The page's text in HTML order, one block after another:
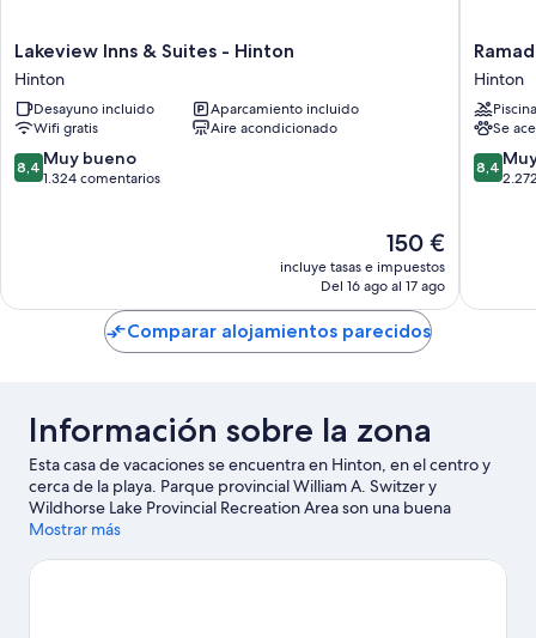
Lakeview
Inns
&
Suites
-
Hinton
Hinton
Lakeview Inns & Suites - Hinton
Hinton
Desayuno incluido
Aparcamiento incluido
Wifi gratis
Aire acondicionado
8.4
sobre
8,4 Muy bueno
1.324 comentarios
El
precio
actual
de
150 €
150 €
incluye tasas e impuestos
Del 16 ago al 17 ago
Ramada
by
Hinton
Hinton
Hinton
Piscina
Se
8.4
sobre
8,4
Comparar alojamientos parecidos
Información sobre la zona
Esta casa de vacaciones se encuentra en Hinton, en el centro y
cerca de la playa. Parque provincial William A. Switzer y
Wildhorse Lake Provincial Recreation Area son una buena
muestra de la belleza natural de la región, donde también
Park & Escape Rooms o Paseos a caballo Old Entrance Trailrides.
Mostrar más